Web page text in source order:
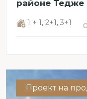
районе Тедже
1 + 1, 2+1, 3+1
Проект на